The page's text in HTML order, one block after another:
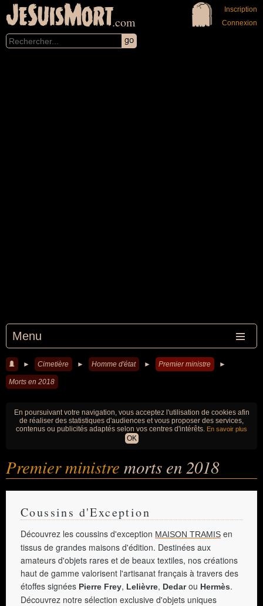
JeSuisMort.com
Menu
Inscription
Connexion
► Cimetière ► Homme d'état ► Premier ministre ►
Morts en 2018
En poursuivant votre navigation, vous acceptez l'utilisation de cookies afin
de réaliser des statistiques d'audiences et vous proposer des services,
contenus ou publicités adaptés selon vos centres d'intérêts. En savoir plus
OK
Premier ministre morts en 2018
Coussins d'Exception
Découvrez les coussins d'exception MAISON TRAMIS en
tissus de grandes maisons d'édition. Destinées aux
amateurs d'objets rares et de beaux textiles, nos créations
haut de gamme valorisent l'artisanat français à travers des
étoffes signées Pierre Frey, Lelièvre, Dedarou Hermès.
Découvrez notre sélection exclusive d'objets uniques